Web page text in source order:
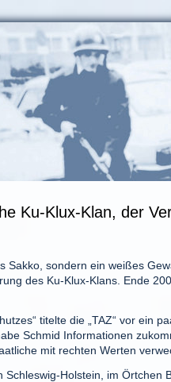
Ku-Klux-Klan, der
Sakko, sondern ein weißes
des Ku-Klux-Klans. Ende
titelte die „TAZ“ vor ein
Schmid Informationen
mit rechten Werten
Holstein, im